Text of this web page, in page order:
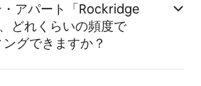
アパート「Rockridge
どれくらいの頻度で
グできますか？